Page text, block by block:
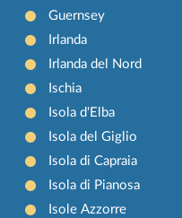
Guernsey
Irlanda
Irlanda del Nord
Ischia
Isola d'Elba
Isola del Giglio
Isola di Capraia
Isola di Pianosa
Isole Azzorre